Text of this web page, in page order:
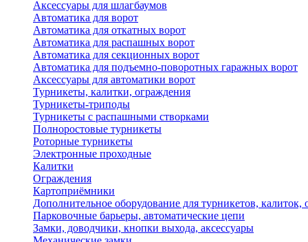
Аксессуары для шлагбаумов
Автоматика для ворот
Автоматика для откатных ворот
Автоматика для распашных ворот
Автоматика для секционных ворот
Автоматика для подъемно-поворотных гаражных ворот
Аксессуары для автоматики ворот
Турникеты, калитки, ограждения
Турникеты-триподы
Турникеты с распашными створками
Полноростовые турникеты
Роторные турникеты
Электронные проходные
Калитки
Ограждения
Картоприёмники
Дополнительное оборудование для турникетов, калиток,
Парковочные барьеры, автоматические цепи
Замки, доводчики, кнопки выхода, аксессуары